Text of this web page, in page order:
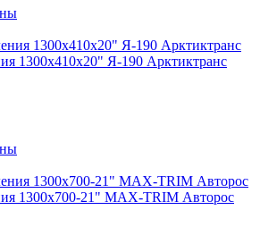
1300х410х20" Я-190 Арктиктранс
1300х700-21" MAX-TRIM Авторос